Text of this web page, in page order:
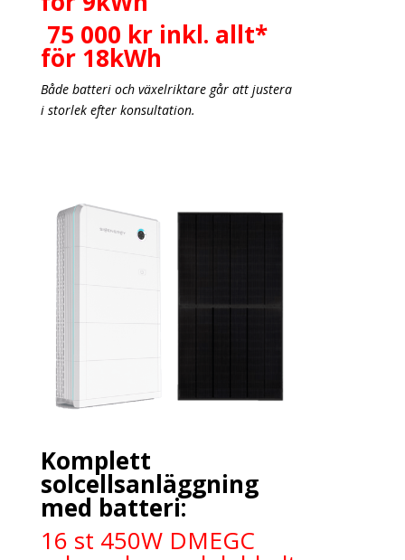
75 000 kr inkl. allt*
för 18kWh
Både batteri och växelriktare går att justera
i storlek efter konsultation.
Komplett
solcellsanläggning
med batteri:
16 st 450W DMEGC